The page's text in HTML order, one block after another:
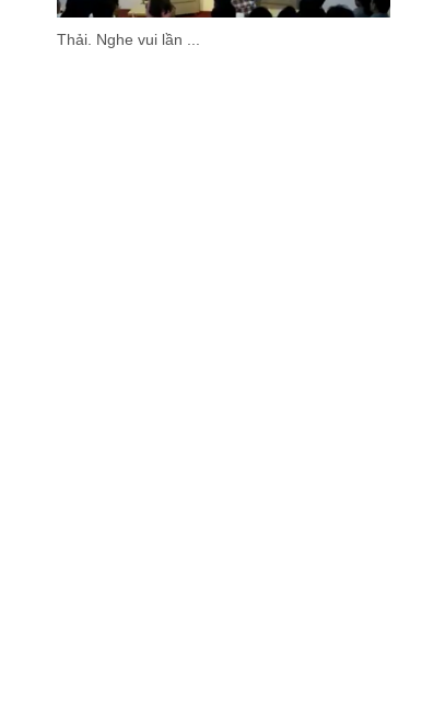
Thải. Nghe vui lần ...